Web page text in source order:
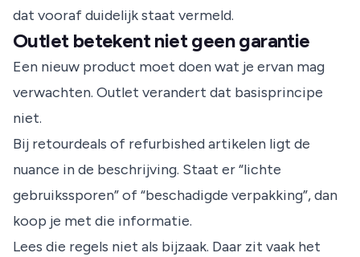
dat vooraf duidelijk staat vermeld.
Outlet betekent niet geen garantie
Een nieuw product moet doen wat je ervan mag
verwachten. Outlet verandert dat basisprincipe
niet.
Bij retourdeals of refurbished artikelen ligt de
nuance in de beschrijving. Staat er “lichte
gebruikssporen” of “beschadigde verpakking”, dan
koop je met die informatie.
Lees die regels niet als bijzaak. Daar zit vaak het